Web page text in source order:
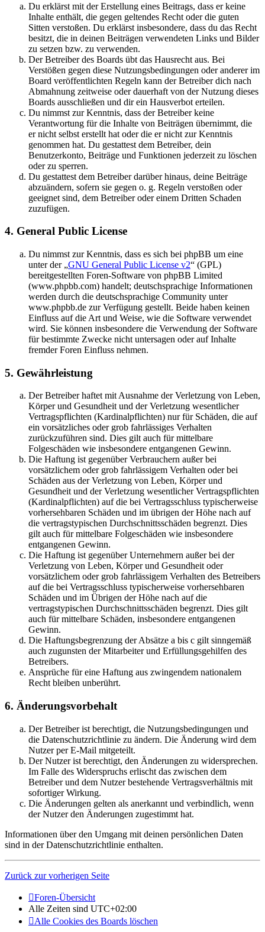
Du erklärst mit der Erstellung eines Beitrags, dass er keine
Inhalte enthält, die gegen geltendes Recht oder die guten
Sitten verstoßen. Du erklärst insbesondere, dass du das Recht
besitzt, die in deinen Beiträgen verwendeten Links und Bilder
zu setzen bzw. zu verwenden.
Der Betreiber des Boards übt das Hausrecht aus. Bei
Verstößen gegen diese Nutzungsbedingungen oder anderer im
Board veröffentlichten Regeln kann der Betreiber dich nach
Abmahnung zeitweise oder dauerhaft von der Nutzung dieses
Boards ausschließen und dir ein Hausverbot erteilen.
Du nimmst zur Kenntnis, dass der Betreiber keine
Verantwortung für die Inhalte von Beiträgen übernimmt, die
er nicht selbst erstellt hat oder die er nicht zur Kenntnis
genommen hat. Du gestattest dem Betreiber, dein
Benutzerkonto, Beiträge und Funktionen jederzeit zu löschen
oder zu sperren.
Du gestattest dem Betreiber darüber hinaus, deine Beiträge
abzuändern, sofern sie gegen o. g. Regeln verstoßen oder
geeignet sind, dem Betreiber oder einem Dritten Schaden
zuzufügen.
4. General Public License
Du nimmst zur Kenntnis, dass es sich bei phpBB um eine
unter der „GNU General Public License v2“ (GPL)
bereitgestellten Foren-Software von phpBB Limited
(www.phpbb.com) handelt; deutschsprachige Informationen
werden durch die deutschsprachige Community unter
www.phpbb.de zur Verfügung gestellt. Beide haben keinen
Einfluss auf die Art und Weise, wie die Software verwendet
wird. Sie können insbesondere die Verwendung der Software
für bestimmte Zwecke nicht untersagen oder auf Inhalte
fremder Foren Einfluss nehmen.
5. Gewährleistung
Der Betreiber haftet mit Ausnahme der Verletzung von Leben,
Körper und Gesundheit und der Verletzung wesentlicher
Vertragspflichten (Kardinalpflichten) nur für Schäden, die auf
ein vorsätzliches oder grob fahrlässiges Verhalten
zurückzuführen sind. Dies gilt auch für mittelbare
Folgeschäden wie insbesondere entgangenen Gewinn.
Die Haftung ist gegenüber Verbrauchern außer bei
vorsätzlichem oder grob fahrlässigem Verhalten oder bei
Schäden aus der Verletzung von Leben, Körper und
Gesundheit und der Verletzung wesentlicher Vertragspflichten
(Kardinalpflichten) auf die bei Vertragsschluss typischerweise
vorhersehbaren Schäden und im übrigen der Höhe nach auf
die vertragstypischen Durchschnittsschäden begrenzt. Dies
gilt auch für mittelbare Folgeschäden wie insbesondere
entgangenen Gewinn.
Die Haftung ist gegenüber Unternehmern außer bei der
Verletzung von Leben, Körper und Gesundheit oder
vorsätzlichem oder grob fahrlässigem Verhalten des Betreibers
auf die bei Vertragsschluss typischerweise vorhersehbaren
Schäden und im Übrigen der Höhe nach auf die
vertragstypischen Durchschnittsschäden begrenzt. Dies gilt
auch für mittelbare Schäden, insbesondere entgangenen
Gewinn.
Die Haftungsbegrenzung der Absätze a bis c gilt sinngemäß
auch zugunsten der Mitarbeiter und Erfüllungsgehilfen des
Betreibers.
Ansprüche für eine Haftung aus zwingendem nationalem
Recht bleiben unberührt.
6. Änderungsvorbehalt
Der Betreiber ist berechtigt, die Nutzungsbedingungen und
die Datenschutzrichtlinie zu ändern. Die Änderung wird dem
Nutzer per E-Mail mitgeteilt.
Der Nutzer ist berechtigt, den Änderungen zu widersprechen.
Im Falle des Widerspruchs erlischt das zwischen dem
Betreiber und dem Nutzer bestehende Vertragsverhältnis mit
sofortiger Wirkung.
Die Änderungen gelten als anerkannt und verbindlich, wenn
der Nutzer den Änderungen zugestimmt hat.
Informationen über den Umgang mit deinen persönlichen Daten
sind in der Datenschutzrichtlinie enthalten.
Zurück zur vorherigen Seite
Foren-Übersicht
Alle Zeiten sind UTC+02:00
Alle Cookies des Boards löschen